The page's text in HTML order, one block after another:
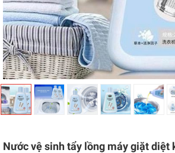
Nước vệ sinh tẩy lồng máy giặt diệt